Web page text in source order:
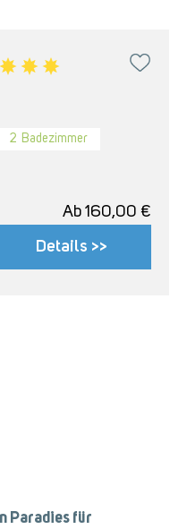
2 Badezimmer
Ab 160,00 €
Details >>
Paradies für